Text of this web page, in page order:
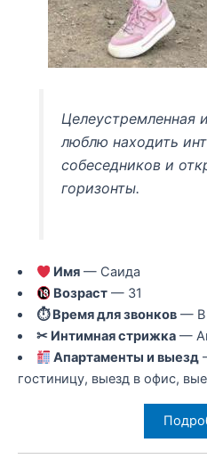
Целеустремленная
люблю находить
собеседников и
горизонты.
Имя — Саида
Возраст — 31
⏱ Время для звонков— В
✂ Интимная стрижка—
Апартаменты и выезд
гостиницу, выезд в офис,